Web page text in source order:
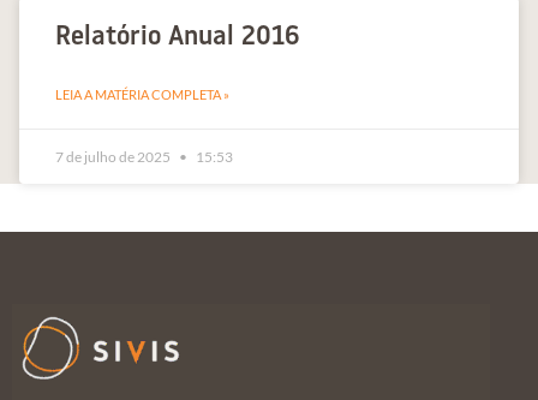
Relatório Anual 2016
LEIA A MATÉRIA COMPLETA »
7 de julho de 2025 15:53